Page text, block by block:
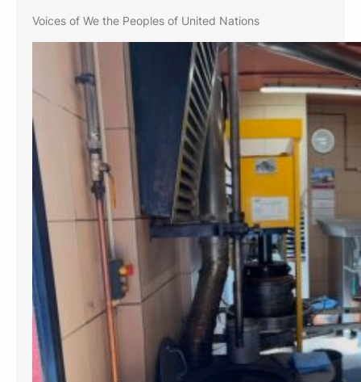
Voices of We the Peoples of United Nations